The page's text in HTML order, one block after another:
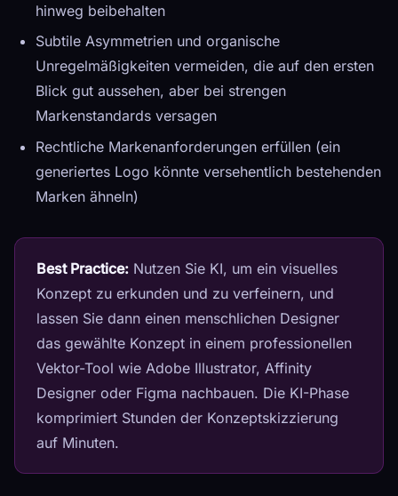
hinweg beibehalten
Subtile Asymmetrien und organische
Unregelmäßigkeiten vermeiden, die auf den ersten
Blick gut aussehen, aber bei strengen
Markenstandards versagen
Rechtliche Markenanforderungen erfüllen (ein
generiertes Logo könnte versehentlich bestehenden
Marken ähneln)
Best Practice: Nutzen Sie KI, um ein visuelles
Konzept zu erkunden und zu verfeinern, und
lassen Sie dann einen menschlichen Designer
das gewählte Konzept in einem professionellen
Vektor-Tool wie Adobe Illustrator, Affinity
Designer oder Figma nachbauen. Die KI-Phase
komprimiert Stunden der Konzeptskizzierung
auf Minuten.